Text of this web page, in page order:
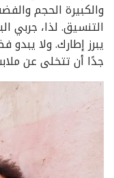
والكبيرة الحجم
التنسيق. لذا، جربي
يبرز إطارك. ولا
جدًا أن تتخلى عن